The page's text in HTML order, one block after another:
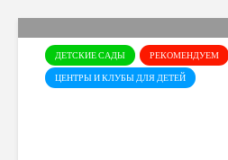
ДЕТСКИЕ САДЫ
РЕКОМЕНДУЕМ
ЦЕНТРЫ И КЛУБЫ ДЛЯ ДЕТЕЙ